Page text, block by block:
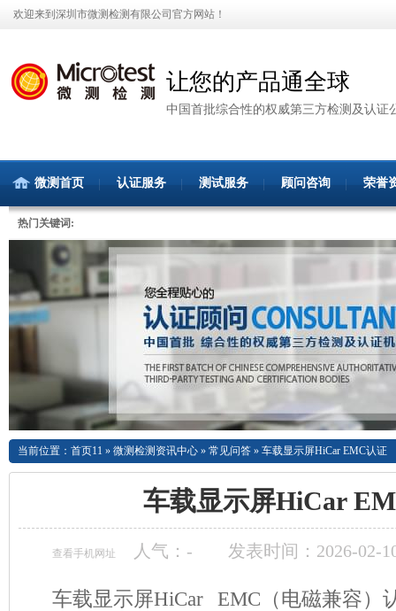
欢迎来到深圳市微测检测有限公司官方网站！
让您的产品通全球
中国首批综合性的权威第三方检测及认证
微测首页 认证服务 测试服务 顾问咨询 荣誉
热门关键词:
当前位置： 首页11 » 微测检测资讯中心 » 常见问答 » 车载显示屏HiCar EMC认证
车载显示屏HiCar
查看手机网址 人气： - 发表时间：2026-02-
车载显示屏HiCar EMC（电磁兼容）